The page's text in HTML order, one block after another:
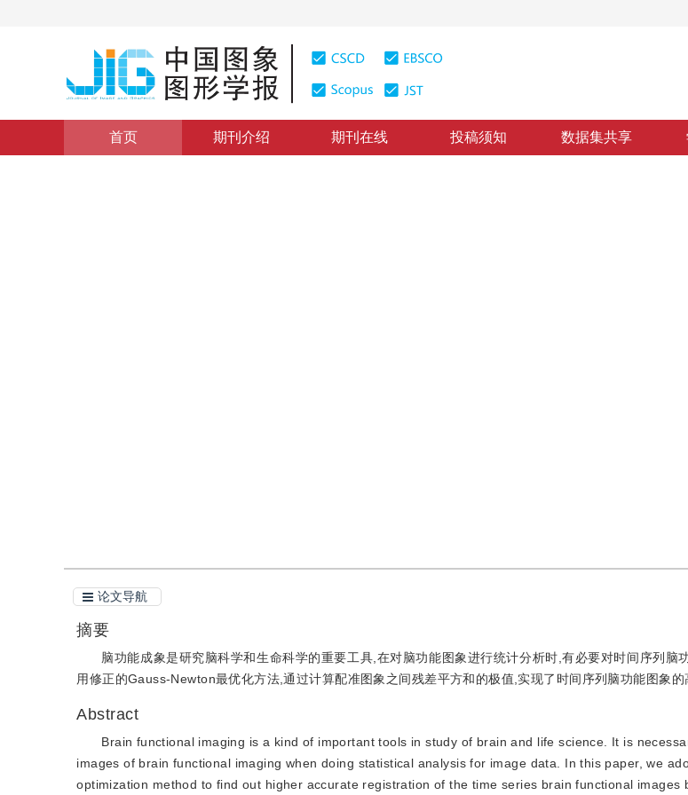
首页 期刊介绍 期刊在线 投稿须知 数据集共享
论文导航
摘要
脑功能成象是研究脑科学和生命科学的重要工具,在对脑功能图象进行统计分析时,有必要对时间序列脑
用修正的Gauss-Newton最优化方法,通过计算配准图象之间残差平方和的极值,实现了时间序列脑功能图象的
Abstract
Brain functional imaging is a kind of important tools in study of brain and life science. It is
images of brain functional imaging when doing statistical analysis for image data. In this paper, we
optimization method to find out higher accurate registration of the time series brain functional images